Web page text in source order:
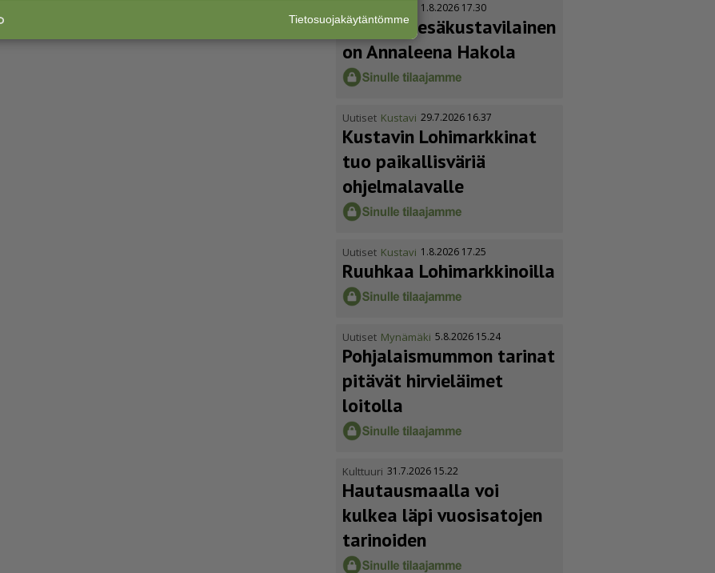
1.8.2026 17.30
Vuoden kesäkus­ta­vi­lainen
on Annaleena Hakola
Uutiset Kustavi 29.7.2026 16.37
Kustavin Lohimarkkinat
tuo paikallisväriä
ohjelmalavalle
Uutiset Kustavi 1.8.2026 17.25
Ruuhkaa Lohimark­ki­noilla
Uutiset Mynämäki 5.8.2026 15.24
Pohja­lais­mummon tarinat
pitävät hirvieläimet
loitolla
Kulttuuri 31.7.2026 15.22
Hautausmaalla voi
kulkea läpi vuosisatojen
tarinoiden
Tietosuojakäytäntömme